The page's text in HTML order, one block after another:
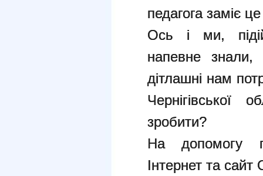
педагога заміє
Ось і ми,
напевне
дітлашні нам
зробити?
На допомогу
Інтернет та сайт